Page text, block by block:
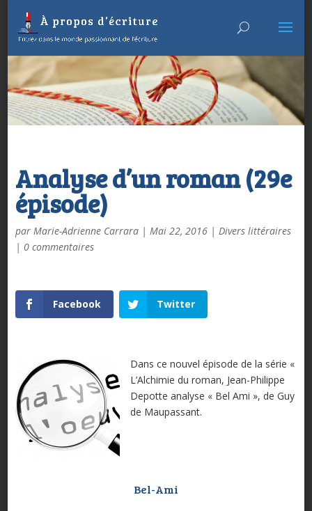
Analyse d’un roman (29e
épisode)
par Marie-Adrienne Carrara| Mai 22, 2016| Divers littéraires
| 0 commentaires
Facebook Twitter
Dans ce nouvel épisode de la série «
L’Alchimie du roman, Jean-Philippe
Depotte analyse « Bel Ami », de Guy
de Maupassant.
Bel-Ami